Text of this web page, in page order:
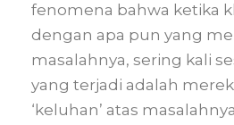
fenomena bahwa ketika
dengan apa pun yang
masalahnya, sering kali
yang terjadi adalah
‘keluhan’ atas